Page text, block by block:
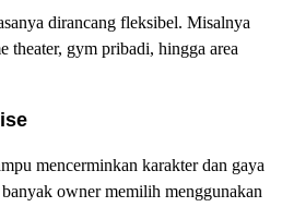
dirancang fleksibel. Misalnya
theater, gym pribadi, hingga area
mencerminkan karakter dan gaya
owner memilih menggunakan